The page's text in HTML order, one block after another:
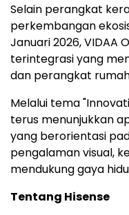
Selain perangkat
perkembangan
Januari 2026, VIDAA
terintegrasi yang
dan perangkat
Melalui tema
terus menunjukkan
yang berorientasi
pengalaman visual,
mendukung gaya
Tentang Hisense